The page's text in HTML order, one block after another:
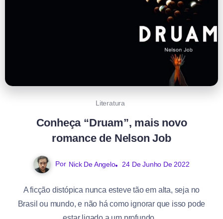
Literatura
Conheça “Druam”, mais novo
romance de Nelson Job
Por Nick De Angelo 24 De Junho De 2022
A ficção distópica nunca esteve tão em alta, seja no
Brasil ou mundo, e não há como ignorar que isso pode